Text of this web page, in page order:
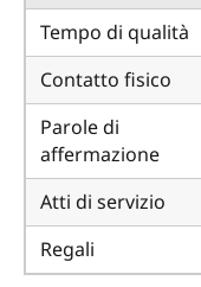
Tempo di qualità
Contatto fisico
Parole di
affermazione
Atti di servizio
Regali